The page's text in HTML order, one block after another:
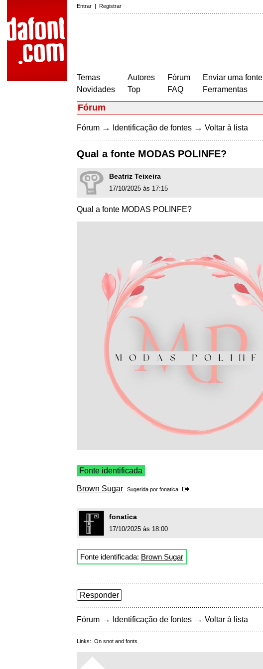
Entrar | Registrar
Temas
Novidades
Autores
Top
Fórum
FAQ
Enviar uma fonte
Ferramentas
Fórum
Fórum → Identificação de fontes → Voltar à lista
Qual a fonte MODAS POLINFE?
Beatriz Teixeira
17/10/2025 às 17:15
Qual a fonte MODAS POLINFE?
Fonte identificada
Brown Sugar Sugerida por fonatica
fonatica
17/10/2025 às 18:00
Fonte identificada: Brown Sugar
Responder
Fórum → Identificação de fontes → Voltar à lista
Links: On snot and fonts